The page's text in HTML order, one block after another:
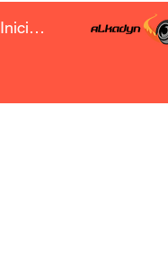
Iniciar sesión